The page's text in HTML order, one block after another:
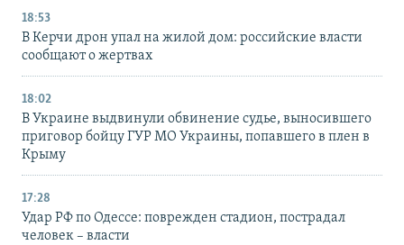
18:53
В Керчи дрон упал на жилой дом: российские власти
сообщают о жертвах
18:02
В Украине выдвинули обвинение судье, выносившего
приговор бойцу ГУР МО Украины, попавшего в плен в
Крыму
17:28
Удар РФ по Одессе: поврежден стадион, пострадал
человек – власти